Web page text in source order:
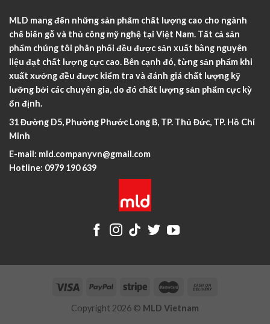
MLD mang đến những sản phẩm chất lượng cao cho ngành
chế biến gỗ và thủ công mỹ nghệ tại Việt Nam. Tất cả sản
phẩm chúng tôi phân phối đều được sản xuất bằng nguyên
liệu đạt chất lượng cực cao. Bên cạnh đó, từng sản phẩm khi
xuất xưởng đều được kiểm tra và đánh giá chất lượng kỹ
lưỡng bởi các chuyên gia, do đó chất lượng sản phẩm cực kỳ
ổn định.
31 Đường D5, Phường Phước Long B, TP. Thủ Đức, TP. Hồ Chí
Minh
E-mail: mld.companyvn@gmail.com
Hotline: 0979 190 639
Copyright 2026 © MLD Vietnam